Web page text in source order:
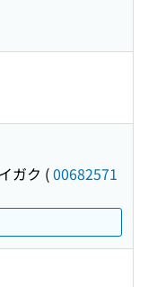
ガク (00682571